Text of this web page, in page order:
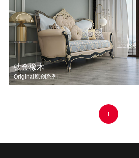
钛金橡木
Original原创系列
1